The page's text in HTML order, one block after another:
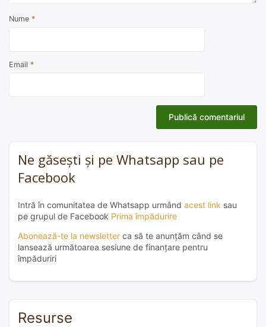
Nume *
Email *
Ne găsești și pe Whatsapp sau pe
Facebook
Intră în comunitatea de Whatsapp urmând acest link sau
pe grupul de Facebook Prima împădurire
Abonează-te la newsletter ca să te anunțăm când se
lansează următoarea sesiune de finanțare pentru
împăduriri
Resurse